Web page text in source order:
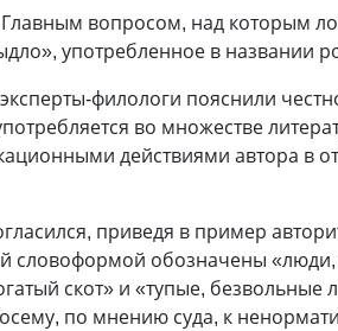
Главным вопросом, над которым
употребленное в названии
филологи пояснили
во множестве
действиями автора в
приведя в пример
словоформой обозначены
скот» и «тупые,
по мнению суда, к